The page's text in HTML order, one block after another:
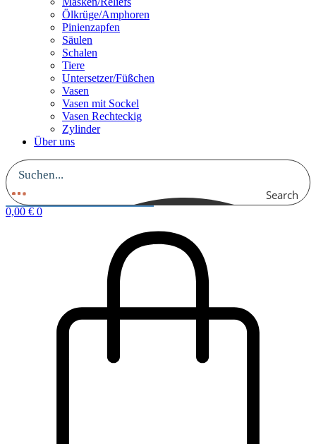
Ölkrüge/Amphoren
Pinienzapfen
Säulen
Schalen
Tiere
Untersetzer/Füßchen
Vasen
Vasen mit Sockel
Vasen Rechteckig
Zylinder
Über uns
Search
0,00 € 0